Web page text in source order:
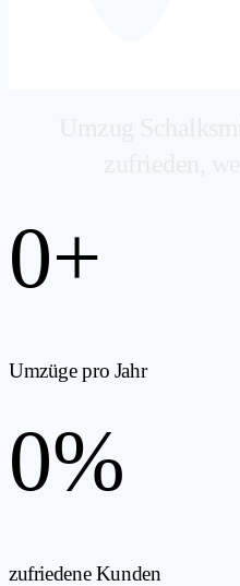
0+
Umzüge pro Jahr
0%
zufriedene Kunden